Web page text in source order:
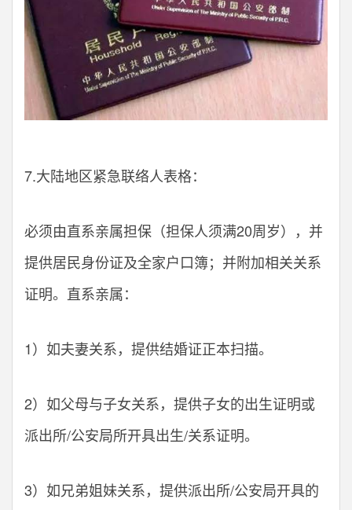
7.大陆地区紧急联络人表格：
必须由直系亲属担保（担保人须满20周岁），并
提供居民身份证及全家户口簿；并附加相关关系
证明。直系亲属：
1）如夫妻关系，提供结婚证正本扫描。
2）如父母与子女关系，提供子女的出生证明或
派出所/公安局所开具出生/关系证明。
3）如兄弟姐妹关系，提供派出所/公安局开具的